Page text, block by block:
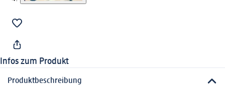
Infos zum Produkt
Produktbeschreibung